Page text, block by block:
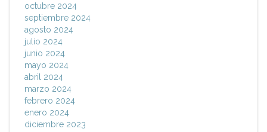
octubre 2024
septiembre 2024
agosto 2024
julio 2024
junio 2024
mayo 2024
abril 2024
marzo 2024
febrero 2024
enero 2024
diciembre 2023